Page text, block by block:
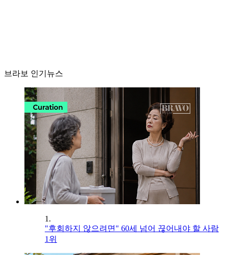
브라보 인기뉴스
1.
"후회하지 않으려면" 60세 넘어 끊어내야 할 사람
1위